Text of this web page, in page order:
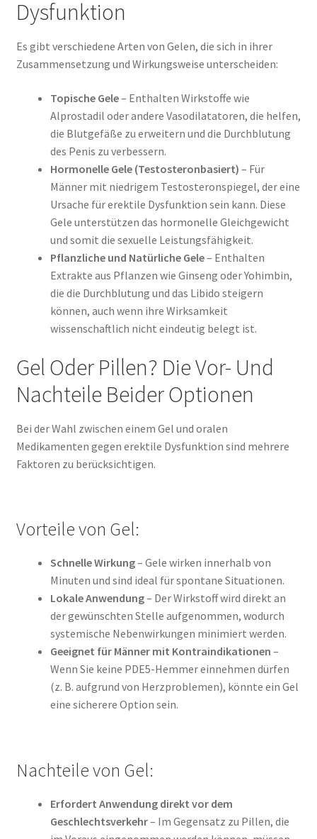
Dysfunktion
Es gibt verschiedene Arten von Gelen, die sich in ihrer
Zusammensetzung und Wirkungsweise unterscheiden:
Topische Gele– Enthalten Wirkstoffe wie
Alprostadil oder andere Vasodilatatoren, die helfen,
die Blutgefäße zu erweitern und die Durchblutung
des Penis zu verbessern.
Hormonelle Gele (Testosteronbasiert) – Für
Männer mit niedrigem Testosteronspiegel, der eine
Ursache für erektile Dysfunktion sein kann. Diese
Gele unterstützen das hormonelle Gleichgewicht
und somit die sexuelle Leistungsfähigkeit.
Pflanzliche und Natürliche Gele– Enthalten
Extrakte aus Pflanzen wie Ginseng oder Yohimbin,
die die Durchblutung und das Libido steigern
können, auch wenn ihre Wirksamkeit
wissenschaftlich nicht eindeutig belegt ist.
Gel Oder Pillen? Die Vor- Und
Nachteile Beider Optionen
Bei der Wahl zwischen einem Gel und oralen
Medikamenten gegen erektile Dysfunktion sind mehrere
Faktoren zu berücksichtigen.
Vorteile von Gel:
Schnelle Wirkung– Gele wirken innerhalb von
Minuten und sind ideal für spontane Situationen.
Lokale Anwendung– Der Wirkstoff wird direkt an
der gewünschten Stelle aufgenommen, wodurch
systemische Nebenwirkungen minimiert werden.
Geeignet für Männer mit Kontraindikationen –
Wenn Sie keine PDE5-Hemmer einnehmen dürfen
(z. B. aufgrund von Herzproblemen), könnte ein Gel
eine sicherere Option sein.
Nachteile von Gel:
Erfordert Anwendung direkt vor dem
Geschlechtsverkehr– Im Gegensatz zu Pillen, die